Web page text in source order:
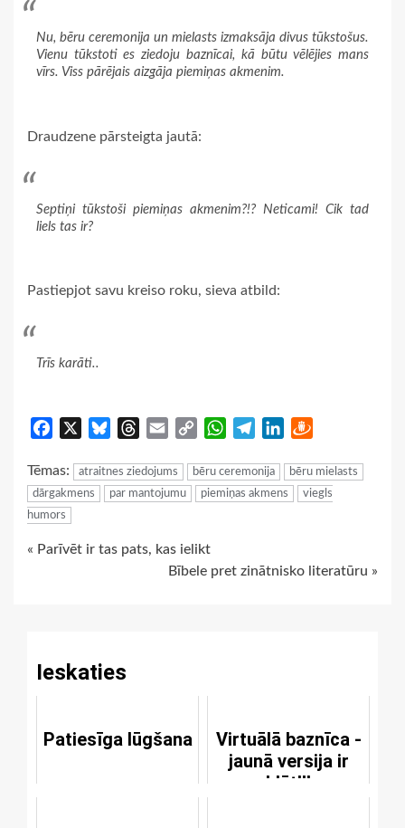
Nu, bēru ceremonija un mielasts izmaksāja divus tūkstošus.
Vienu tūkstoti es ziedoju baznīcai, kā būtu vēlējies mans
vīrs. Viss pārējais aizgāja piemiņas akmenim.
Draudzene pārsteigta jautā:
Septiņi tūkstoši piemiņas akmenim?!? Neticami! Cik tad
liels tas ir?
Pastiepjot savu kreiso roku, sieva atbild:
Trīs karāti..
Facebook BlueskyThreads
Email
Copy
WhatsApp
TelegramLinkedIn
Tēmas: atraitnes ziedojums bēru ceremonija
bēru mielasts
dārgakmens
par mantojumu piemiņas akmens
viegls
humors
Continue
« Parīvēt ir tas pats, kas ielikt
Bībele pret zinātnisko literatūru »
Ieskaties
Patiesīga lūgšana
Virtuālā baznīca -
jaunā versija ir
klāt!!!